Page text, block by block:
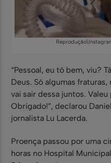
“Pessoal, eu tô bem, viu?
Deus. Só algumas
vai sair dessa juntos.
Obrigado!”, declarou
jornalista Lu Lacerda.
Proença passou por uma
horas no Hospital